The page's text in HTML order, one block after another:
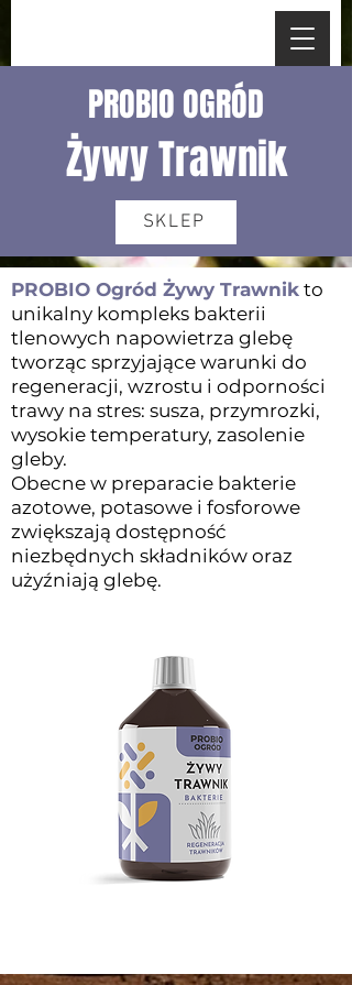
PROBIO OGRÓD
Żywy Trawnik
SKLEP
PROBIO Ogród Żywy Trawnik to
unikalny kompleks bakterii
tlenowych napowietrza glebę
tworząc sprzyjające warunki do
regeneracji, wzrostu i odporności
trawy na stres: susza, przymrozki,
wysokie temperatury, zasolenie
gleby.
Obecne w preparacie bakterie
azotowe, potasowe i fosforowe
zwiększają dostępność
niezbędnych składników oraz
użyźniają glebę.